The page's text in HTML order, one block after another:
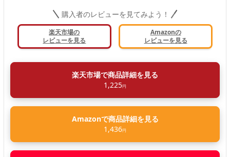
購入者のレビューを見てみよう！
楽天市場の
レビューを見る
Amazonの
レビューを見る
楽天市場で商品詳細を見る
1,225円
Amazonで商品詳細を見る
1,436円